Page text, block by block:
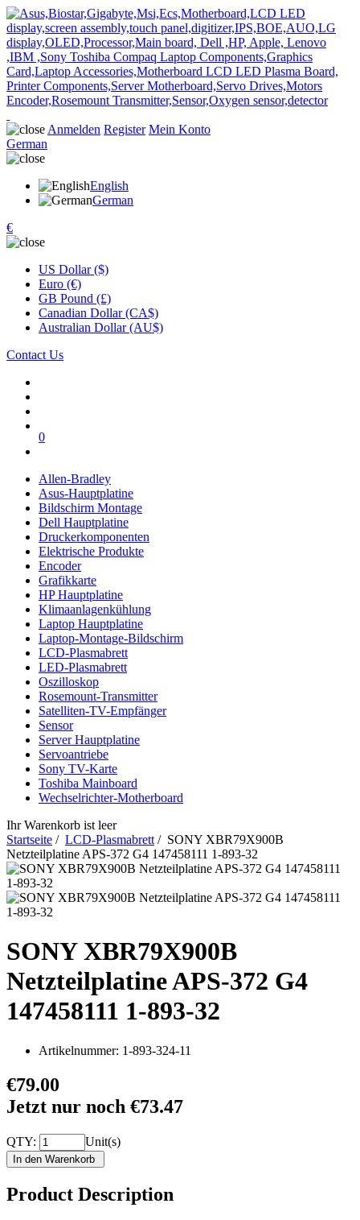
Anmelden Register Mein Konto
German
English
German
€
US Dollar ($)
Euro (€)
GB Pound (£)
Canadian Dollar (CA$)
Australian Dollar (AU$)
Contact Us
0
Allen-Bradley
Asus-Hauptplatine
Bildschirm Montage
Dell Hauptplatine
Druckerkomponenten
Elektrische Produkte
Encoder
Grafikkarte
HP Hauptplatine
Klimaanlagenkühlung
Laptop Hauptplatine
Laptop-Montage-Bildschirm
LCD-Plasmabrett
LED-Plasmabrett
Oszilloskop
Rosemount-Transmitter
Satelliten-TV-Empfänger
Sensor
Server Hauptplatine
Servoantriebe
Sony TV-Karte
Toshiba Mainboard
Wechselrichter-Motherboard
Ihr Warenkorb ist leer
Startseite / LCD-Plasmabrett / SONY XBR79X900B
Netzteilplatine APS-372 G4 147458111 1-893-32
SONY XBR79X900B
Netzteilplatine APS-372 G4
147458111 1-893-32
Artikelnummer: 1-893-324-11
€79.00
Jetzt nur noch €73.47
QTY: Unit(s)
Product Description